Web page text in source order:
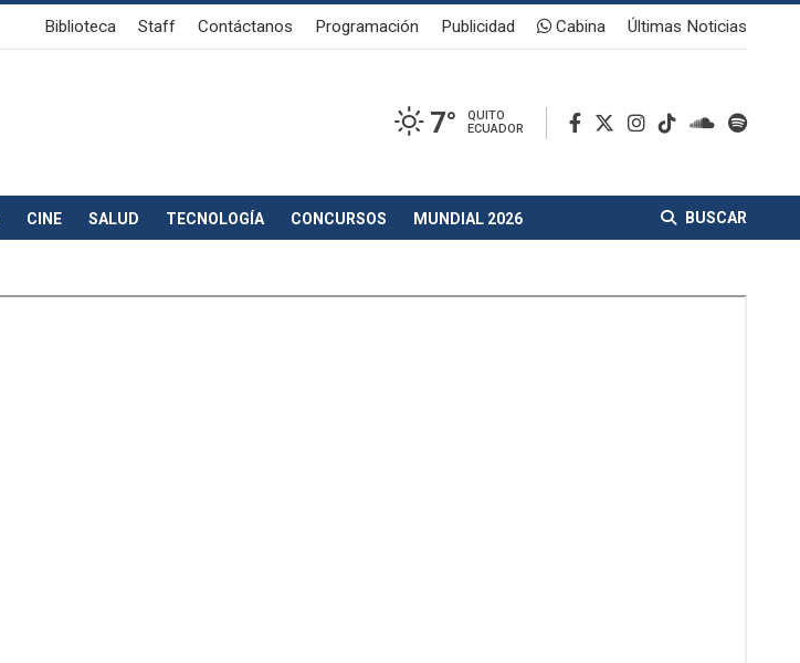
Biblioteca Staff Contáctanos Programación Publicidad Cabina Últimas Noticias
7°
QUITO
ECUADOR
CINE SALUD TECNOLOGÍA CONCURSOS MUNDIAL 2026 BUSCAR